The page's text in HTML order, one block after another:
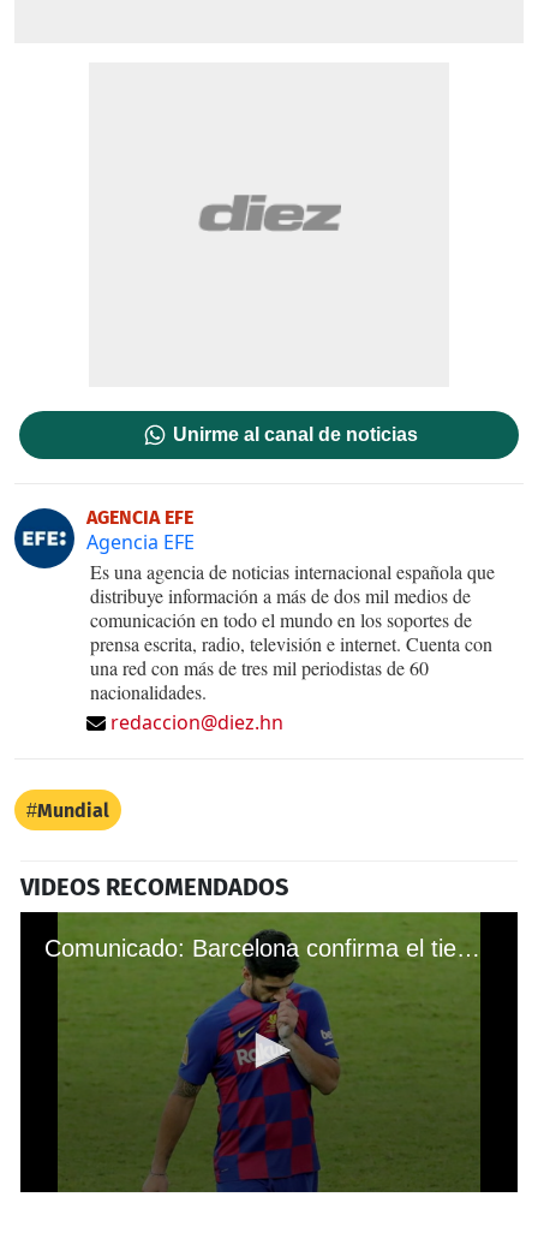
Unirme al canal de noticias
AGENCIA EFE
Agencia EFE
Es una agencia de noticias internacional española que
distribuye información a más de dos mil medios de
comunicación en todo el mundo en los soportes de
prensa escrita, radio, televisión e internet. Cuenta con
una red con más de tres mil periodistas de 60
nacionalidades.
redaccion@diez.hn
Mundial
VIDEOS RECOMENDADOS
Comunicado: Barcelona confirma el tiempo que Luis Suárez estará de baja por lesión